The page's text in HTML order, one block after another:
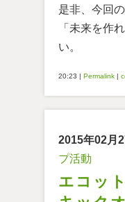
是非、今回
「未来を作
い。
20:23 | Permalink |
2015年02月
プ活動
エコッ